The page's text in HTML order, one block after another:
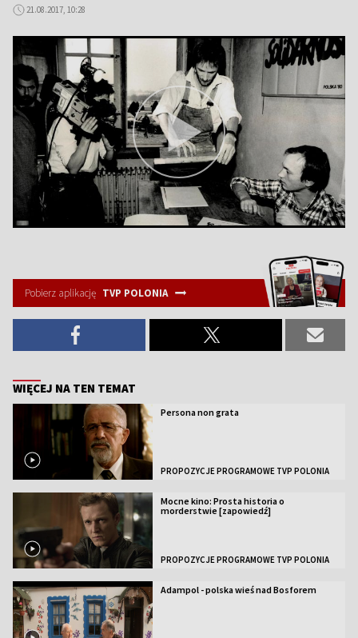
21.08.2017, 10:28
Pobierz aplikację TVP POLONIA
WIĘCEJ NA TEN TEMAT
Persona non grata
PROPOZYCJE PROGRAMOWE TVP POLONIA
Mocne kino: Prosta historia o
morderstwie [zapowiedź]
PROPOZYCJE PROGRAMOWE TVP POLONIA
Adampol - polska wieś nad Bosforem